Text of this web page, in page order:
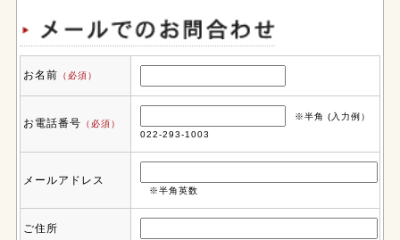
お名前 （必須）
お電話番号 （必須）
※半角 (入力例）
022-293-1003
メールアドレス
※半角英数
ご住所